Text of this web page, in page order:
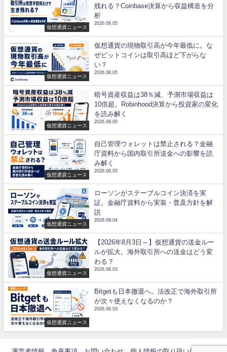
仮想通貨ニュース
残れる？Coinbase決算から収益構造を分
析
2026.08.05
仮想通貨ニュース
仮想通貨の現物取引高が今年最低に。な
ぜビットコインは取引高ほど下がらな
い？
2026.08.05
仮想通貨ニュース
暗号資産収益は38％減、予測市場収益は
10倍超。Robinhood決算から投資家の変化
を読み解く
2026.08.05
仮想通貨ニュース
自己管理ウォレットは禁止される？金融
庁資料から国内取引所送金への影響を読
み解く
2026.08.05
仮想通貨ニュース
ローソンがステーブルコイン決済を実
証。金融庁資料から実装・普及方針を解
説
2026.08.04
仮想通貨ニュース
【2026年8月3日～】仮想通貨の送金ルー
ルが拡大。海外取引所への送金はどう変
わる？
2026.08.03
仮想通貨ニュース
Bitgetも日本撤退へ。法改正で海外取引所
が次々使えなくなるのか？
2026.08.03